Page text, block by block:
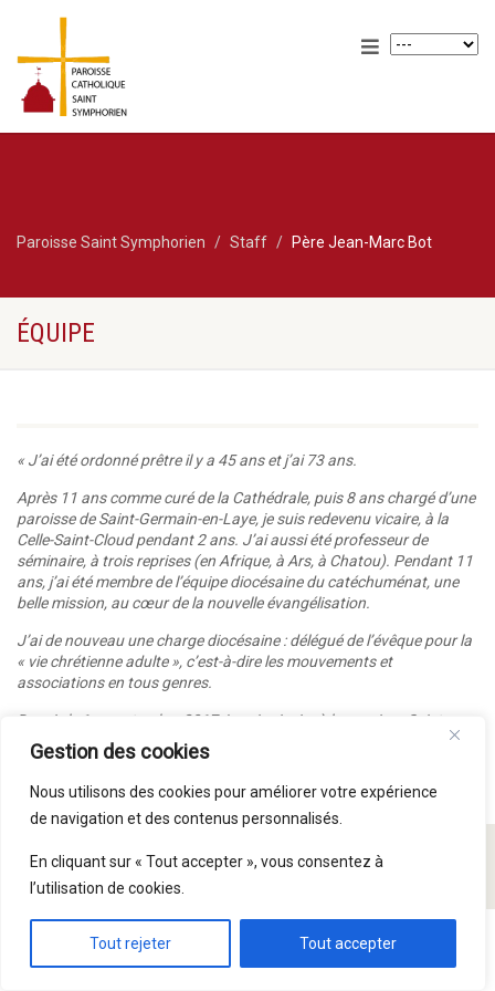
Gestion des cookies
Nous utilisons des cookies pour améliorer votre expérience
de navigation et des contenus personnalisés.
En cliquant sur « Tout accepter », vous consentez à
l’utilisation de cookies.
Tout rejeter Tout accepter
Paroisse Saint Symphorien Staff Père Jean-Marc Bot
ÉQUIPE
« J’ai été ordonné prêtre il y a 45 ans et j’ai 73 ans.
Après 11 ans comme curé de la Cathédrale, puis 8 ans chargé d’une
paroisse de Saint-Germain-en-Laye, je suis redevenu vicaire, à la
Celle-Saint-Cloud pendant 2 ans. J’ai aussi été professeur de
séminaire, à trois reprises (en Afrique, à Ars, à Chatou). Pendant 11
ans, j’ai été membre de l’équipe diocésaine du catéchuménat, une
belle mission, au cœur de la nouvelle évangélisation.
J’ai de nouveau une charge diocésaine : délégué de l’évêque pour la
« vie chrétienne adulte », c’est-à-dire les mouvements et
associations en tous genres.
Depuis le 1er septembre 2017, je suis vicaire à la paroisse Saint-
Symphorien. »
© Paroisse Saint Symphorien 2015 - 2026